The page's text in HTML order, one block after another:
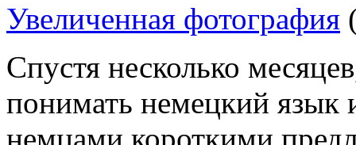
Увеличенная фотография
Спустя несколько
понимать немецкий язык
немцами короткими